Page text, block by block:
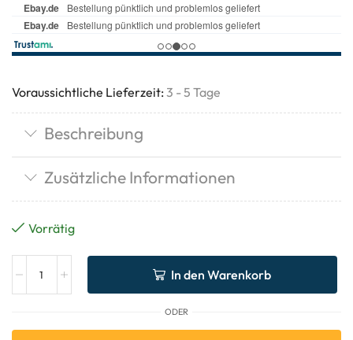
Voraussichtliche Lieferzeit: 3 - 5 Tage
Beschreibung
Zusätzliche Informationen
Vorrätig
In den Warenkorb
ODER